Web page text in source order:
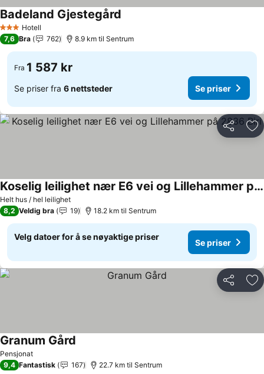
3 StjernerHotell
Badeland Gjestegård
7,6 Bra 762 8.9 km til Sentrum
Fra 1 587 kr
Se priser fra 6 nettsteder Se priser
Del
Helt hus / hel leilighet
Koselig leilighet nær E6 vei og Lillehammer pâ 2836 Biri
8,2 Veldig bra 19 18.2 km til Sentrum
Velg datoer for å se nøyaktige priser
Se priser
Del
Pensjonat
Granum Gård
9,4 Fantastisk 167 22.7 km til Sentrum